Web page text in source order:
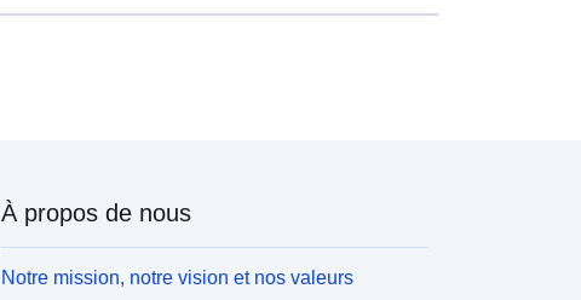
À propos de nous
Notre mission, notre vision et nos valeurs